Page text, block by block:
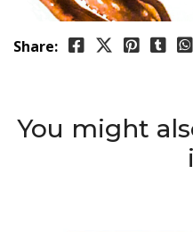
Share:
You might